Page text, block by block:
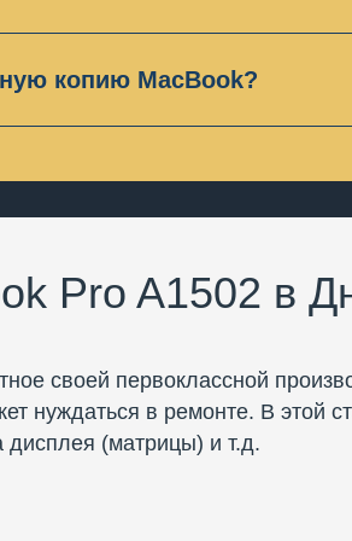
и запчасти до 6 месяцев.
копию MacBook?
копию MacBook не
Pro A1502 в
своей первоклассной
нуждаться в ремонте. В этой
дисплея (матрицы) и т.д.